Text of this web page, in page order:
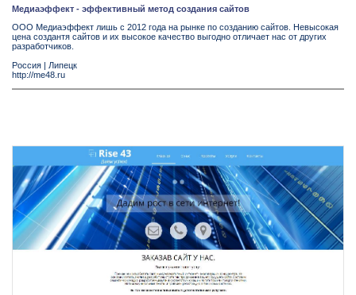
Медиаэффект - эффективный метод создания сайтов
ООО Медиаэффект лишь с 2012 года на рынке по созданию сайтов. Невысокая
цена создантя сайтов и их высокое качество выгодно отличает нас от других
разработчиков.
Россия
Липецк
http://me48.ru